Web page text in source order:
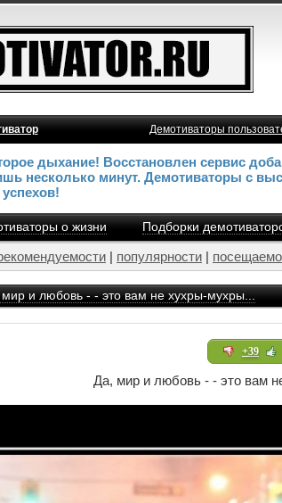
Демотиваторы
дыхание! Восстановлен сервис
несколько минут. Демотиваторы с
о жизни Подборки
| популярности |
и любовь - - это вам не хухры-мухры...
+39
Да, мир и любовь - - это вам